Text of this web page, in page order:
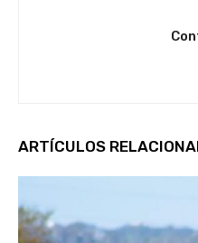
ARTÍCULOS